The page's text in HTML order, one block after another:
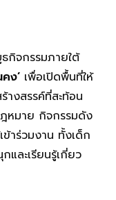
กิจกรรมภายใต้
ง’ เพื่อเปิดพื้นที่ให้
างสรรค์ที่สะท้อน
หมาย กิจกรรมดัง
าร่วมงาน ทั้งเด็ก
และเรียนรู้เกี่ยว